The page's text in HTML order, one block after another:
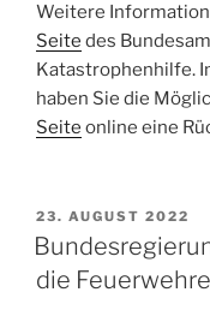
Weitere
Seite des
Katastrophenhilfe.
haben Sie die
Seite online eine
VERÖFFENTLICHT
AM
23. AUGUST 2022
die